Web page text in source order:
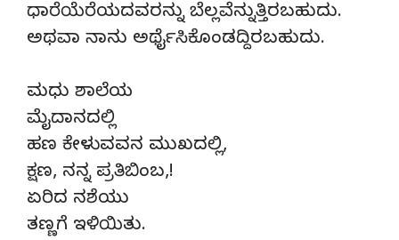
ಧಾರೆಯೆರೆಯದವರನ್ನು ಬೆಲ್ಲವೆನ್ನುತ್ತಿರಬಹುದು.
ಅಥವಾ ನಾನು ಅರ್ಥೈಸಿಕೊಂಡದ್ದಿರಬಹುದು.
ಮಧು ಶಾಲೆಯ
ಮೈದಾನದಲ್ಲಿ
ಹಣ ಕೇಳುವವನ ಮುಖದಲ್ಲಿ,
ಕ್ಷಣ, ನನ್ನ ಪ್ರತಿಬಿಂಬ,!
ಏರಿದ ನಶೆಯು
ತಣ್ಣಗೆ ಇಳಿಯಿತು.